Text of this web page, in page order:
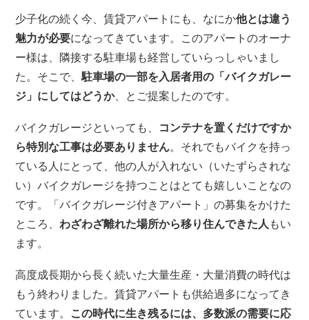
少子化の続く今、賃貸アパートにも、なにか他とは違う
魅力が必要になってきています。このアパートのオーナ
ー様は、隣接する駐車場も経営していらっしゃいまし
た。そこで、駐車場の一部を入居者用の「バイクガレー
ジ」にしてはどうか、とご提案したのです。
バイクガレージといっても、 コンテナを置くだけですか
ら特別な工事は必要ありません。それでもバイクを持っ
ている人にとって、他の人が入れない（いたずらされな
い）バイクガレージを持つことはとても嬉しいことなの
です。「バイクガレージ付きアパート」の募集をかけた
ところ、わざわざ離れた場所から移り住んできた人 もい
ます。
高度成長期から長く続いた大量生産・大量消費の時代は
もう終わりました。賃貸アパートも供給過多になってき
ています。 この時代に生き残るには、多数派の需要に応